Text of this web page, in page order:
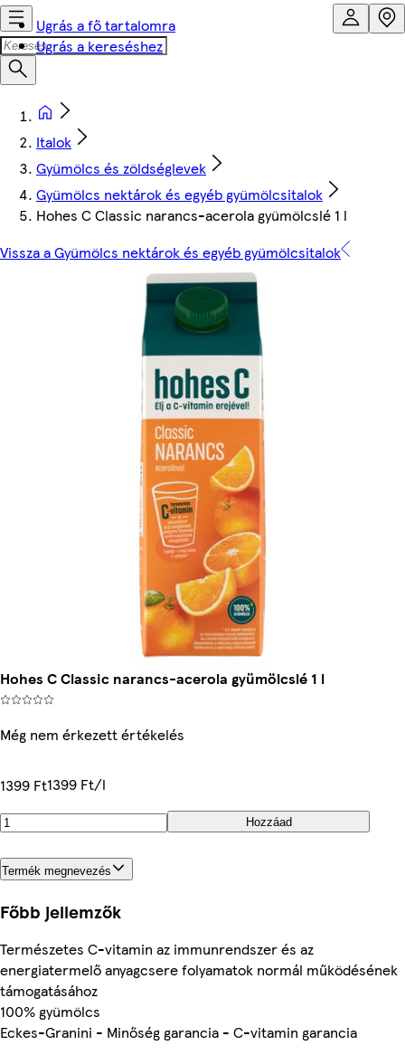
Ugrás a fő tartalomra
Ugrás a kereséshez
Italok
Gyümölcs és zöldséglevek
Gyümölcs nektárok és egyéb gyümölcsitalok
Hohes C Classic narancs-acerola gyümölcslé 1 l
Vissza a Gyümölcs nektárok és egyéb gyümölcsitalok
Hohes C Classic narancs-acerola gyümölcslé 1 l
Még nem érkezett értékelés
1399 Ft1399 Ft/l
Hozzáad
Termék megnevezés
Főbb jellemzők
Természetes C-vitamin az immunrendszer és az
energiatermelő anyagcsere folyamatok normál működésének
támogatásához
100% gyümölcs
Eckes-Granini - Minőség garancia - C-vitamin garancia